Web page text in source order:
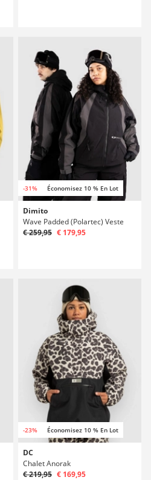
-31% Économisez 10 % En Lot
Dimito
Wave Padded (Polartec) Veste
€ 259,95 € 179,95
-23% Économisez 10 % En Lot
DC
Chalet Anorak
€ 219,95 € 169,95